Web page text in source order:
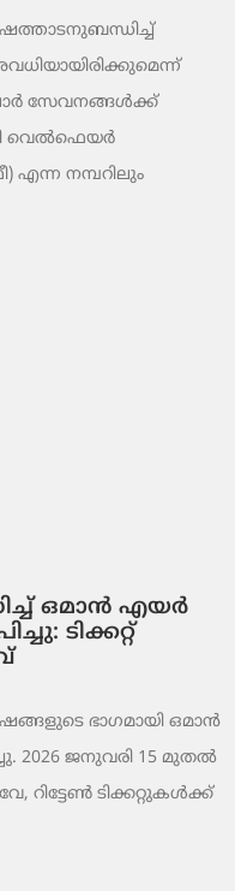
സേവനങ്ങൾക്ക്
വെൽഫെയർ
എന്ന നമ്പറിലും
ഒമാൻ എയർ
ടിക്കറ്റ്
ഭാഗമായി ഒമാൻ
2026 ജനുവരി 15 മുതൽ
റിട്ടേൺ ടിക്കറ്റുകൾക്ക്